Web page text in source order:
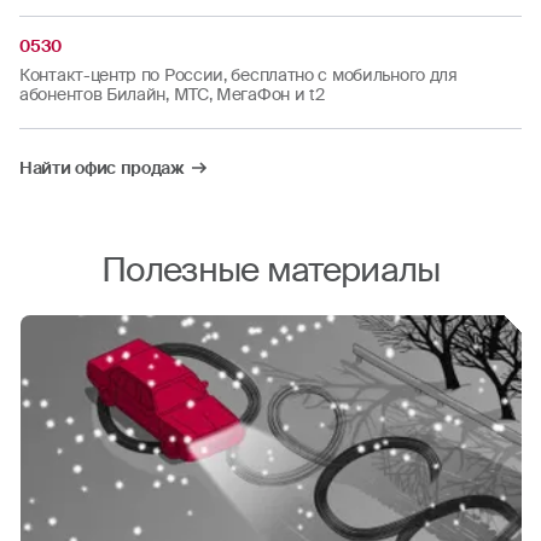
0530
Контакт-центр по России, бесплатно с мобильного для
абонентов Билайн, МТС, МегаФон и t2
Найти офис продаж
Полезные материалы